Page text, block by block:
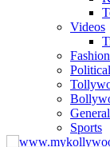
Videos
Fashion
Sports